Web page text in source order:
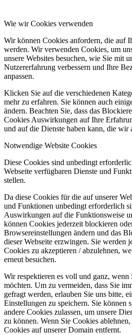
Wie wir Cookies verwenden
Wir können Cookies anfordern, die auf
werden. Wir verwenden Cookies, um
unsere Websites besuchen, wie Sie mit
Nutzererfahrung verbessern und Ihre
anpassen.
Klicken Sie auf die verschiedenen
mehr zu erfahren. Sie können auch
ändern. Beachten Sie, dass das
Cookies Auswirkungen auf Ihre
und auf die Dienste haben kann, die wir
Notwendige Website Cookies
Diese Cookies sind unbedingt
Webseite verfügbaren Dienste und
stellen.
Da diese Cookies für die auf unserer
und Funktionen unbedingt erforderlich
Auswirkungen auf die Funktionsweise
können Cookies jederzeit blockieren
Browsereinstellungen ändern und das
dieser Webseite erzwingen. Sie werden
Cookies zu akzeptieren / abzulehnen,
erneut besuchen.
Wir respektieren es voll und ganz, wenn
möchten. Um zu vermeiden, dass Sie
gefragt werden, erlauben Sie uns bitte,
Einstellungen zu speichern. Sie können
andere Cookies zulassen, um unsere
zu können. Wenn Sie Cookies
Cookies auf unserer Domain entfernt.